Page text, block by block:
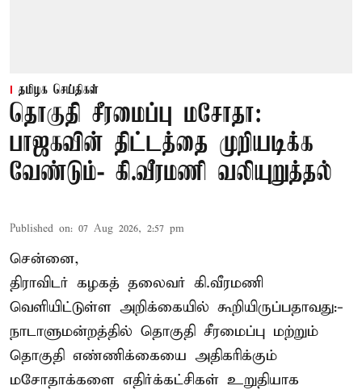
தமிழக செய்திகள்
தொகுதி சீரமைப்பு மசோதா:
பாஜகவின் திட்டத்தை முறியடிக்க
வேண்டும்- கி.வீரமணி வலியுறுத்தல்
Published on: 07 Aug 2026, 2:57 pm
சென்னை,
திராவிடர் கழகத் தலைவர் கி.வீரமணி
வெளியிட்டுள்ள அறிக்கையில் கூறியிருப்பதாவது:-
நாடாளுமன்றத்தில் தொகுதி சீரமைப்பு மற்றும்
தொகுதி எண்ணிக்கையை அதிகரிக்கும்
மசோதாக்களை எதிர்க்கட்சிகள் உறுதியாக